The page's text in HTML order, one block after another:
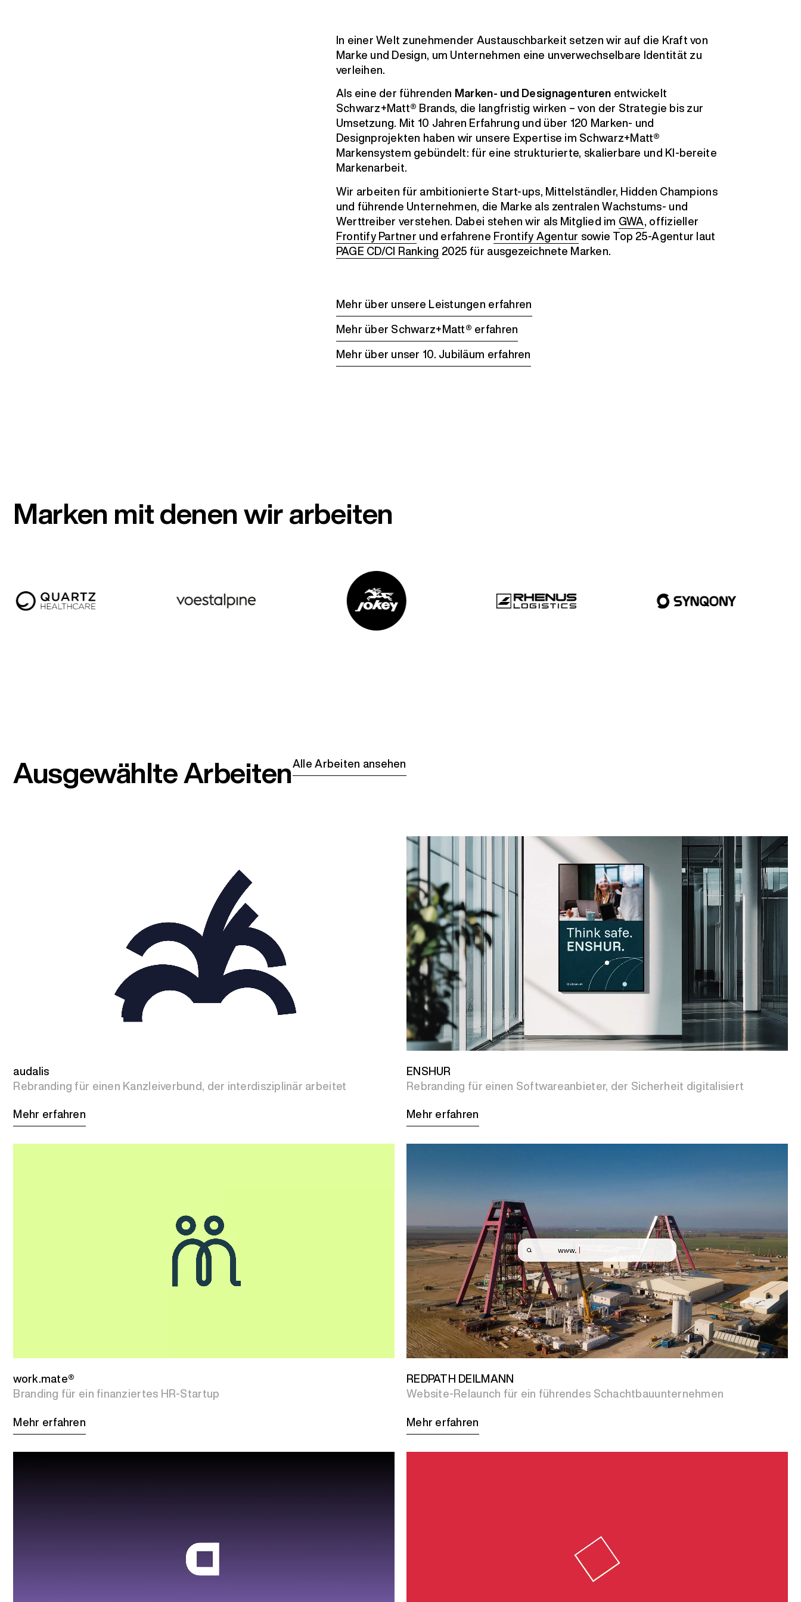
In einer Welt zunehmender Austauschbarkeit setzen wir auf die Kraft von
Marke und Design, um Unternehmen eine unverwechselbare Identität zu
verleihen.
Als eine der führenden Marken- und Designagenturen entwickelt
Schwarz+Matt® Brands, die langfristig wirken – von der Strategie bis zur
Umsetzung. Mit 10 Jahren Erfahrung und über 120 Marken- und
Designprojekten haben wir unsere Expertise im Schwarz+Matt®
Markensystem gebündelt: für eine strukturierte, skalierbare und KI-bereite
Markenarbeit.
Wir arbeiten für ambitionierte Start-ups, Mittelständler, Hidden Champions
und führende Unternehmen, die Marke als zentralen Wachstums- und
Werttreiber verstehen. Dabei stehen wir als Mitglied im GWA, offizieller
Frontify Partner und erfahrene Frontify Agentur sowie Top 25-Agentur laut
PAGE CD/CI Ranking 2025 für ausgezeichnete Marken.
Mehr über unsere Leistungen erfahren
Mehr über Schwarz+Matt® erfahren
Mehr über unser 10. Jubiläum erfahren
Marken mit denen wir arbeiten
Ausgewählte ArbeitenAlle Arbeiten ansehen
audalis
Rebranding für einen Kanzleiverbund, der interdisziplinär arbeitet
Mehr erfahren
ENSHUR
Rebranding für einen Softwareanbieter, der Sicherheit digitalisiert
Mehr erfahren
work.mate®
Branding für ein finanziertes HR-Startup
Mehr erfahren
REDPATH DEILMANN
Website-Relaunch für ein führendes Schachtbauunternehmen
Mehr erfahren